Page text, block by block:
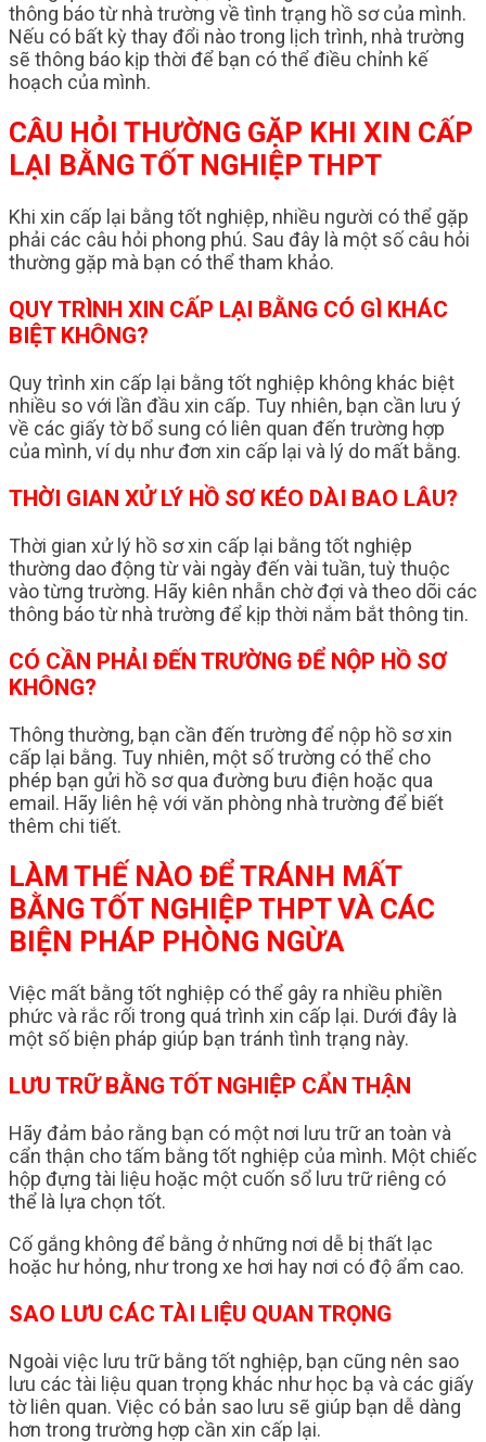
thông báo từ nhà trường về tình trạng hồ sơ của mình.
Nếu có bất kỳ thay đổi nào trong lịch trình, nhà trường
sẽ thông báo kịp thời để bạn có thể điều chỉnh kế
hoạch của mình.
CÂU HỎI THƯỜNG GẶP KHI XIN CẤP
LẠI BẰNG TỐT NGHIỆP THPT
Khi xin cấp lại bằng tốt nghiệp, nhiều người có thể gặp
phải các câu hỏi phong phú. Sau đây là một số câu hỏi
thường gặp mà bạn có thể tham khảo.
QUY TRÌNH XIN CẤP LẠI BẰNG CÓ GÌ KHÁC
BIỆT KHÔNG?
Quy trình xin cấp lại bằng tốt nghiệp không khác biệt
nhiều so với lần đầu xin cấp. Tuy nhiên, bạn cần lưu ý
về các giấy tờ bổ sung có liên quan đến trường hợp
của mình, ví dụ như đơn xin cấp lại và lý do mất bằng.
THỜI GIAN XỬ LÝ HỒ SƠ KÉO DÀI BAO LÂU?
Thời gian xử lý hồ sơ xin cấp lại bằng tốt nghiệp
thường dao động từ vài ngày đến vài tuần, tuỳ thuộc
vào từng trường. Hãy kiên nhẫn chờ đợi và theo dõi các
thông báo từ nhà trường để kịp thời nắm bắt thông tin.
CÓ CẦN PHẢI ĐẾN TRƯỜNG ĐỂ NỘP HỒ SƠ
KHÔNG?
Thông thường, bạn cần đến trường để nộp hồ sơ xin
cấp lại bằng. Tuy nhiên, một số trường có thể cho
phép bạn gửi hồ sơ qua đường bưu điện hoặc qua
email. Hãy liên hệ với văn phòng nhà trường để biết
thêm chi tiết.
LÀM THẾ NÀO ĐỂ TRÁNH MẤT
BẰNG TỐT NGHIỆP THPT VÀ CÁC
BIỆN PHÁP PHÒNG NGỪA
Việc mất bằng tốt nghiệp có thể gây ra nhiều phiền
phức và rắc rối trong quá trình xin cấp lại. Dưới đây là
một số biện pháp giúp bạn tránh tình trạng này.
LƯU TRỮ BẰNG TỐT NGHIỆP CẨN THẬN
Hãy đảm bảo rằng bạn có một nơi lưu trữ an toàn và
cẩn thận cho tấm bằng tốt nghiệp của mình. Một chiếc
hộp đựng tài liệu hoặc một cuốn sổ lưu trữ riêng có
thể là lựa chọn tốt.
Cố gắng không để bằng ở những nơi dễ bị thất lạc
hoặc hư hỏng, như trong xe hơi hay nơi có độ ẩm cao.
SAO LƯU CÁC TÀI LIỆU QUAN TRỌNG
Ngoài việc lưu trữ bằng tốt nghiệp, bạn cũng nên sao
lưu các tài liệu quan trọng khác như học bạ và các giấy
tờ liên quan. Việc có bản sao lưu sẽ giúp bạn dễ dàng
hơn trong trường hợp cần xin cấp lại.